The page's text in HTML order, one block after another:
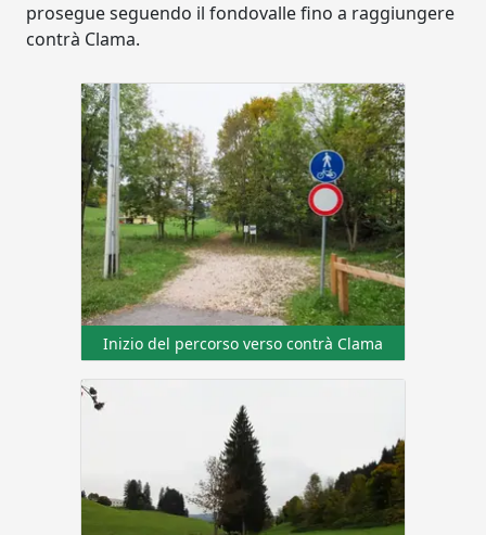
prosegue seguendo il fondovalle fino a raggiungere
contrà Clama.
Inizio del percorso verso contrà Clama